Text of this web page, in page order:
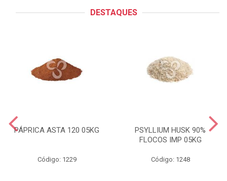
DESTAQUES
PÁPRICA ASTA 120 05KG
Código: 1229
PSYLLIUM HUSK 90%
FLOCOS IMP 05KG
Código: 1248